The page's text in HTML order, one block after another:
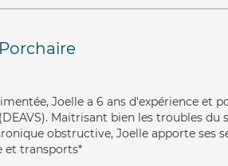
Joelle a 6 ans d'expérience et
Maitrisant bien les troubles du
obstructive, Joelle apporte ses
et transports*